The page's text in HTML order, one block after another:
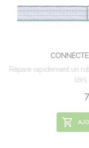
Répare rapidement un
lors